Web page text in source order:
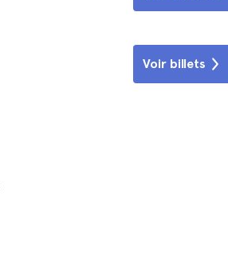
Voir billets